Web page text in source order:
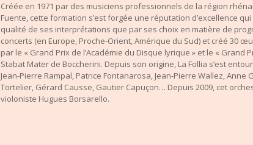
Créée en 1971 par des musiciens professionnels de la région
Fuente, cette formation s’est forgée une réputation d’excellence
qualité de ses interprétations que par ses choix en matière de
concerts (en Europe, Proche-Orient, Amérique du Sud) et créé 30
par le « Grand Prix de l’Académie du Disque lyrique » et le « Grand
Stabat Mater de Boccherini. Depuis son origine, La Follia s’est
Jean-Pierre Rampal, Patrice Fontanarosa, Jean-Pierre Wallez,
Tortelier, Gérard Causse, Gautier Capuçon… Depuis 2009, cet
violoniste Hugues Borsarello.